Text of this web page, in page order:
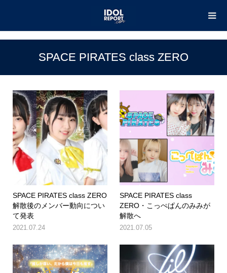
SPACE PIRATES class ZERO
SPACE PIRATES class ZERO
解散後のメンバー動向につい
て発表
2021.07.24
SPACE PIRATES class
ZERO・こっぺぱんのみみが
解散へ
2021.07.05